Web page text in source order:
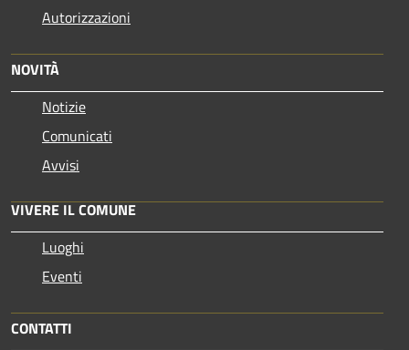
Autorizzazioni
NOVITÀ
Notizie
Comunicati
Avvisi
VIVERE IL COMUNE
Luoghi
Eventi
CONTATTI